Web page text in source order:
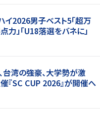
イ2026男子ベスト5「超万
力」「U18落選をバネに」
湾の強豪、大学勢が激
『SC CUP 2026』が開催へ